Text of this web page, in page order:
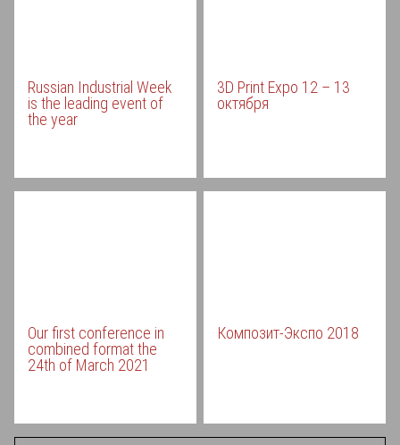
Russian Industrial Week
is the leading event of
the year
3D Print Expo 12 – 13
октября
Our first conference in
combined format the
24th of March 2021
Композит-Экспо 2018